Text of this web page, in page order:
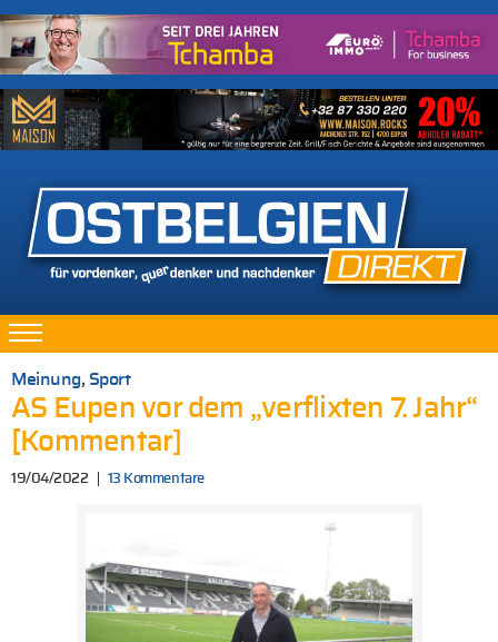
Meinung, Sport
AS Eupen vor dem „verflixten 7. Jahr“
[Kommentar]
19/04/2022 13 Kommentare